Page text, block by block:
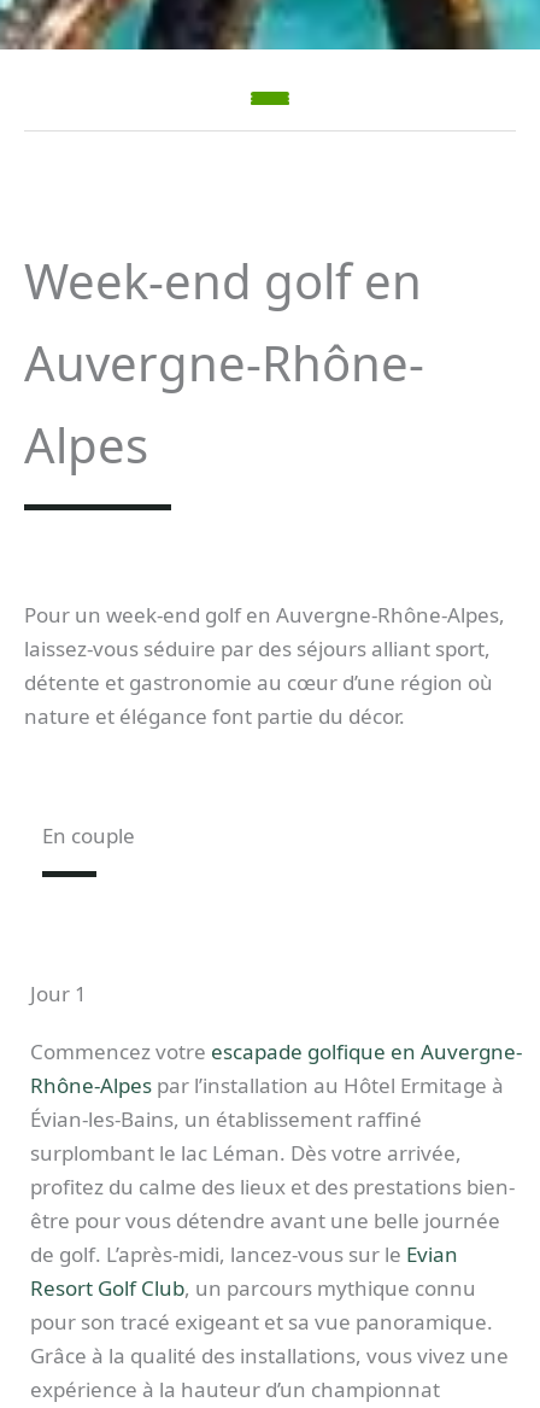
Week-end golf en
Auvergne-Rhône-
Alpes
Pour un week-end golf en Auvergne-Rhône-Alpes,
laissez-vous séduire par des séjours alliant sport,
détente et gastronomie au cœur d’une région où
nature et élégance font partie du décor.
En couple
Jour 1
Commencez votre escapade golfique en Auvergne-
Rhône-Alpes par l’installation au Hôtel Ermitage à
Évian-les-Bains, un établissement raffiné
surplombant le lac Léman. Dès votre arrivée,
profitez du calme des lieux et des prestations bien-
être pour vous détendre avant une belle journée
de golf. L’après-midi, lancez-vous sur le Evian
Resort Golf Club, un parcours mythique connu
pour son tracé exigeant et sa vue panoramique.
Grâce à la qualité des installations, vous vivez une
expérience à la hauteur d’un championnat